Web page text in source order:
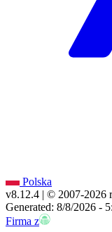
Polska
v8.12.4 | © 2007-2026
Generated: 8/8/2026 -
Firma z